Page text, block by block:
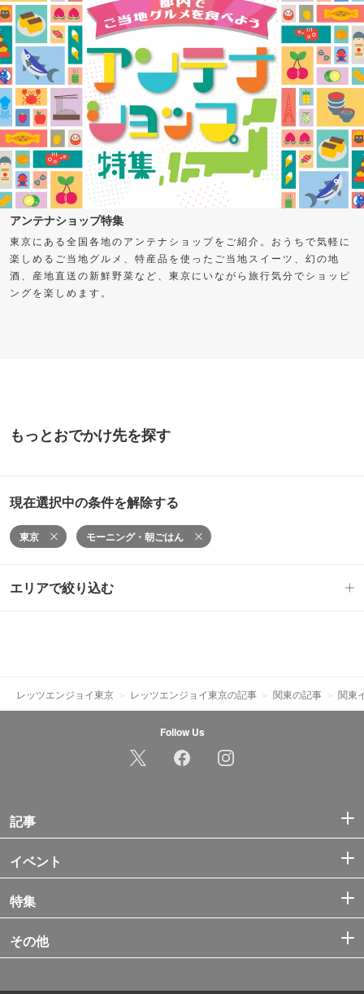
アンテナショップ特集
東京にある全国各地のアンテナショップをご紹介。おうちで気軽に
楽しめるご当地グルメ、特産品を使ったご当地スイーツ、幻の地
酒、産地直送の新鮮野菜など、東京にいながら旅行気分でショッピ
ングを楽しめます。
もっとおでかけ先を探す
現在選択中の条件を解除する
東京 モーニング・朝ごはん
エリアで絞り込む
レッツエンジョイ東京 レッツエンジョイ東京の記事 関東の記事 関東
Follow Us
記事
イベント
特集
その他